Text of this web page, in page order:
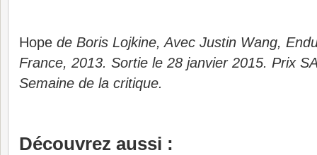
Hope de Boris Lojkine, Avec Justin Wang,
France, 2013. Sortie le 28 janvier 2015. Prix
Semaine de la critique.
Découvrez aussi :